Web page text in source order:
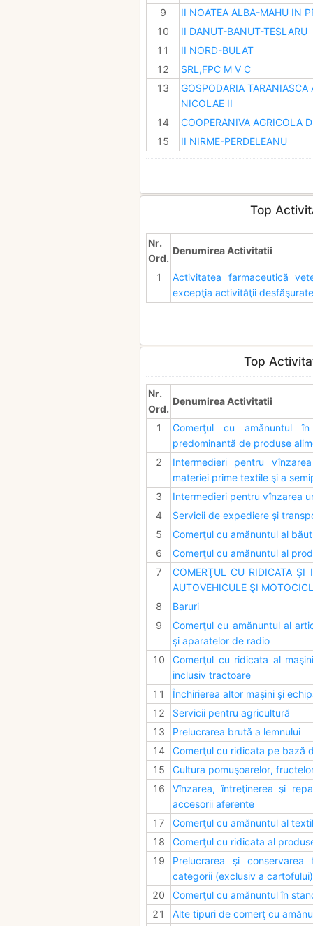
9
II NOATEA ALBA-MAHU IN
10
II DANUT-BANUT-TESLARU
11
II NORD-BULAT
12
SRL,FPC M V C
13
GOSPODARIA
NICOLAE II
14
COOPERANIVA AGRICOLA
15
II NIRME-PERDELEANU
Top
Nr.
Ord.
Denumirea Activitatii
1
Activitatea farmaceutică
excepţia activităţii
Top
Nr.
Ord.
Denumirea Activitatii
1
Comerţul cu amănuntul
predominantă de produse
2
Intermedieri pentru
materiei prime textile şi a
3
Intermedieri pentru vînzarea
4
Servicii de expediere şi
5
Comerţul cu amănuntul al
6
Comerţul cu amănuntul al
7
COMERŢUL CU RIDICATA ŞI
AUTOVEHICULE ŞI
8
Baruri
9
Comerţul cu amănuntul al
şi aparatelor de radio
10
Comerţul cu ridicata al
inclusiv tractoare
11
Închirierea altor maşini şi
12
Servicii pentru agricultură
13
Prelucrarea brută a lemnului
14
Comerţul cu ridicata pe bază
15
Cultura pomuşoarelor,
16
Vînzarea, întreţinerea şi
accesorii aferente
17
Comerţul cu amănuntul al
18
Comerţul cu ridicata al
19
Prelucrarea şi
categorii (exclusiv a cartofului)
20
Comerţul cu amănuntul în
21
Alte tipuri de comerţ cu